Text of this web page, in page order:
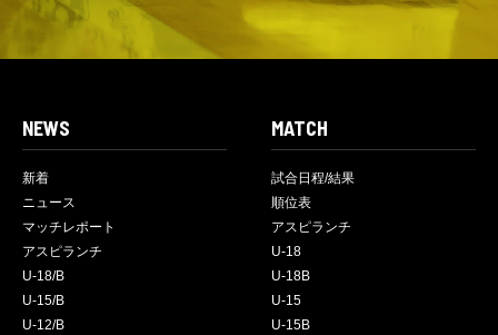
NEWS
新着
ニュース
マッチレポート
アスピランチ
U-18/B
U-15/B
U-12/B
MATCH
試合日程/結果
順位表
アスピランチ
U-18
U-18B
U-15
U-15B